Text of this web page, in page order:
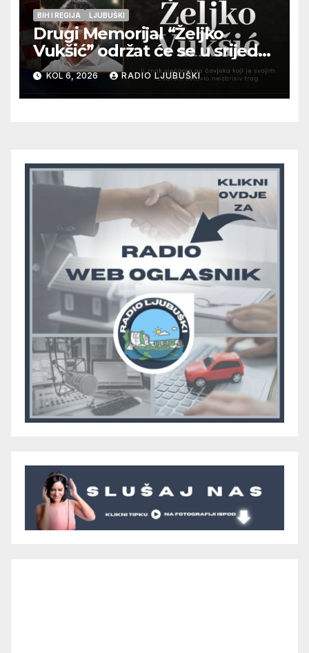
BIH I REGIJA LJUBUŠKI
Drugi Memorijal “Željko
Vukšić” održat će se u srijedu
12. kolovoza u Otoku
KOL 6, 2026 RADIO LJUBUŠKI